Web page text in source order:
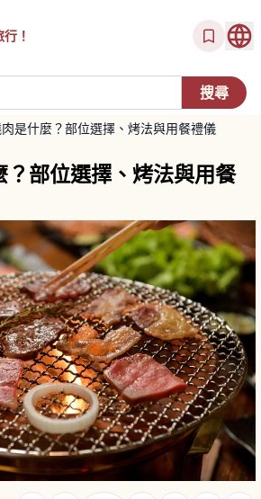
！
肉是什麼？部位選擇、烤法與用餐禮儀
？部位選擇、烤法與用餐